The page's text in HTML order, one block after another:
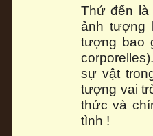
Thứ đến là
ảnh tượng
tượng bao
sự vật
tượng vai
thức và
tình !